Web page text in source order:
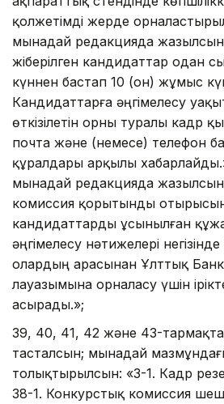
қолжетімді жерде
мынадай редакцияда жазылсын:
жіберілген кандидаттар одан
күннен бастап 10 (он) жұмыс
Кандидаттарға әңгімелесу
өткізілетін орны туралы кадр
почта және (немесе) телефон
құралдары арқылы
мынадай редакцияда
комиссия қорытынды
кандидаттарды ұсынылған
әңгімелесу нәтижелері
олардың арасынан Ұлттық Банк
лауазымына орналасу үшін
асырады.»;
39, 40, 41, 42 және 43-
тасталсын; мынадай
толықтырылсын: «3-1. Кадр
38-1. Конкурстық комиссия